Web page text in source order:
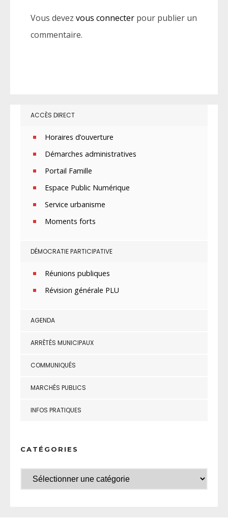
Vous devez vous connecter pour publier un
commentaire.
ACCÈS DIRECT
Horaires d’ouverture
Démarches administratives
Portail Famille
Espace Public Numérique
Service urbanisme
Moments forts
DÉMOCRATIE PARTICIPATIVE
Réunions publiques
Révision générale PLU
AGENDA
ARRÊTÉS MUNICIPAUX
COMMUNIQUÉS
MARCHÉS PUBLICS
INFOS PRATIQUES
CATÉGORIES